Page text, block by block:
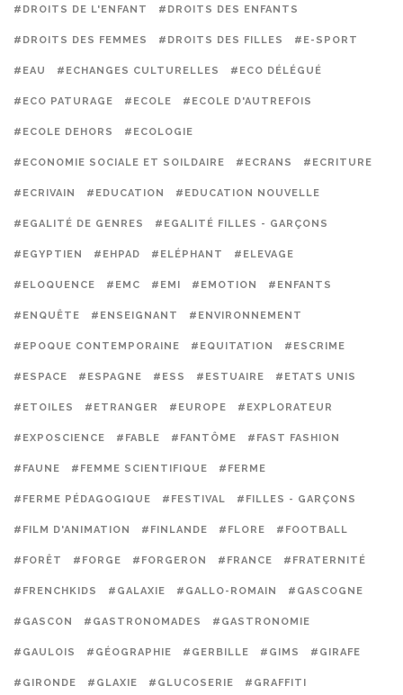
#DROITS DE L'ENFANT #DROITS DES ENFANTS
#DROITS DES FEMMES #DROITS DES FILLES #E-SPORT
#EAU #ECHANGES CULTURELLES #ECO DÉLÉGUÉ
#ECO PATURAGE #ECOLE #ECOLE D'AUTREFOIS
#ECOLE DEHORS #ECOLOGIE
#ECONOMIE SOCIALE ET SOILDAIRE #ECRANS #ECRITURE
#ECRIVAIN #EDUCATION #EDUCATION NOUVELLE
#EGALITÉ DE GENRES #EGALITÉ FILLES - GARÇONS
#EGYPTIEN #EHPAD #ELÉPHANT #ELEVAGE
#ELOQUENCE #EMC #EMI #EMOTION #ENFANTS
#ENQUÊTE #ENSEIGNANT #ENVIRONNEMENT
#EPOQUE CONTEMPORAINE #EQUITATION #ESCRIME
#ESPACE #ESPAGNE #ESS #ESTUAIRE #ETATS UNIS
#ETOILES #ETRANGER #EUROPE #EXPLORATEUR
#EXPOSCIENCE #FABLE #FANTÔME #FAST FASHION
#FAUNE #FEMME SCIENTIFIQUE #FERME
#FERME PÉDAGOGIQUE #FESTIVAL #FILLES - GARÇONS
#FILM D'ANIMATION #FINLANDE #FLORE #FOOTBALL
#FORÊT #FORGE #FORGERON #FRANCE #FRATERNITÉ
#FRENCHKIDS #GALAXIE #GALLO-ROMAIN #GASCOGNE
#GASCON #GASTRONOMADES #GASTRONOMIE
#GAULOIS #GÉOGRAPHIE #GERBILLE #GIMS #GIRAFE
#GIRONDE #GLAXIE #GLUCOSERIE #GRAFFITI